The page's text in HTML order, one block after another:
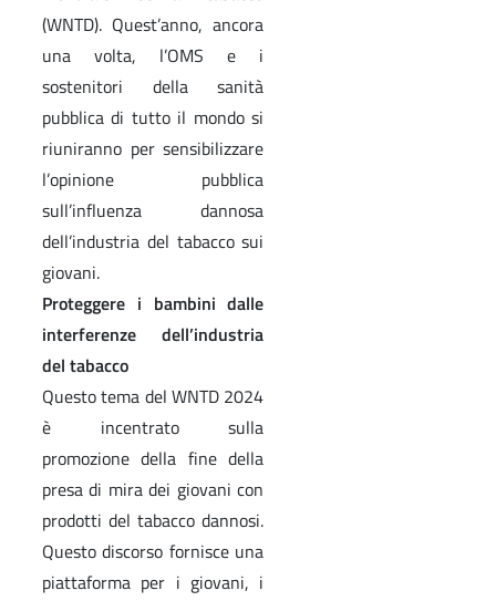
(WNTD). Quest’anno, ancora
una volta, l’OMS e i
sostenitori della sanità
pubblica di tutto il mondo si
riuniranno per sensibilizzare
l’opinione pubblica
sull’influenza dannosa
dell’industria del tabacco sui
giovani.
Proteggere i bambini dalle
interferenze dell’industria
del tabacco
Questo tema del WNTD 2024
è incentrato sulla
promozione della fine della
presa di mira dei giovani con
prodotti del tabacco dannosi.
Questo discorso fornisce una
piattaforma per i giovani, i